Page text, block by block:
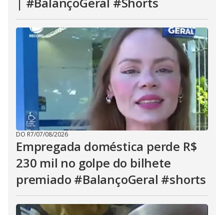
DO R7/07/08/2026
Empregada doméstica perde R$
230 mil no golpe do bilhete
premiado #BalançoGeral #shorts